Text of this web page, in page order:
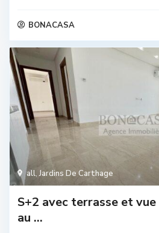
BONACASA
all,Jardins De Carthage
S+2 avec terrasse et
au ...